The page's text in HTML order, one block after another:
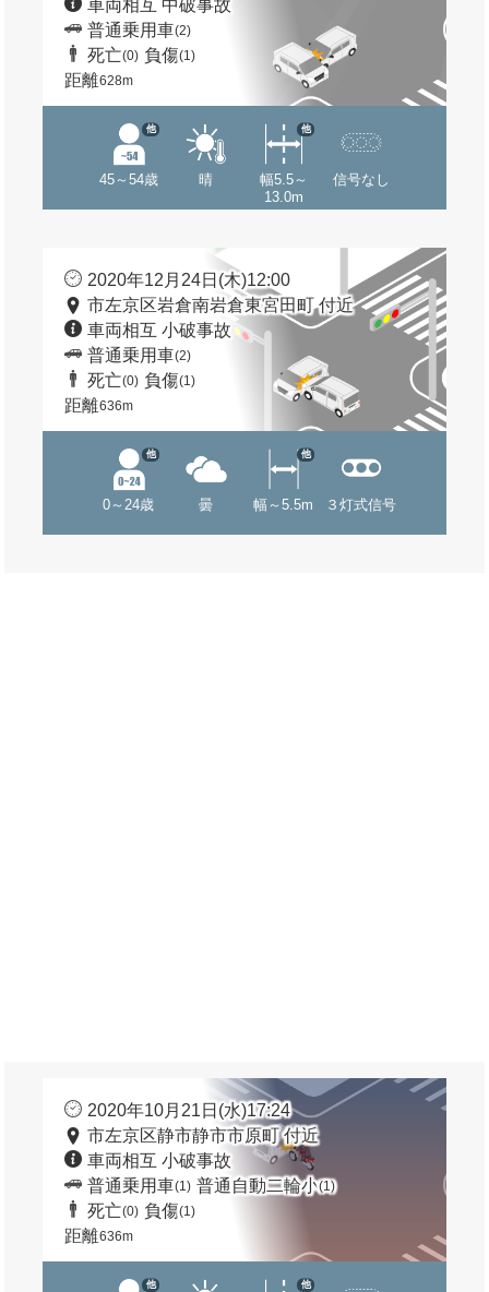
車両相互 中破事故
普通乗用車(2)
死亡(0) 負傷(1)
距離628m
45～54歳
他
晴
幅5.5～
13.0m
他
信号なし
2020年12月24日(木)12:00
市左京区岩倉南岩倉東宮田町 付近
車両相互 小破事故
普通乗用車(2)
死亡(0) 負傷(1)
距離636m
0～24歳
他
曇 幅～5.5m
他
３灯式信号
2020年10月21日(水)17:24
市左京区静市静市市原町 付近
車両相互 小破事故
普通乗用車(1) 普通自動二輪小(1)
死亡(0) 負傷(1)
距離636m
他 他